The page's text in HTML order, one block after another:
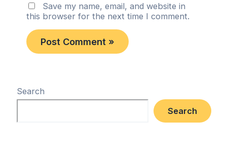
Save my name, email, and website in
this browser for the next time I comment.
Search
Search